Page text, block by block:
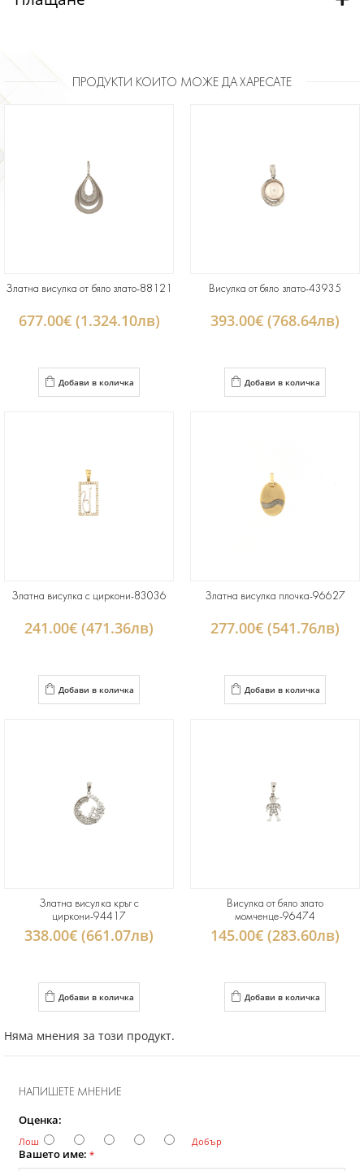
ПРОДУКТИ КОИТО МОЖЕ ДА ХАРЕСАТЕ
Златна висулка от бяло злато-88121
677.00€ (1.324.10лв)
Добави в количка
Висулка от бяло злато-43935
393.00€ (768.64лв)
Добави в количка
Златна висулка с циркони-83036
241.00€ (471.36лв)
Добави в количка
Златна висулка плочка-96627
277.00€ (541.76лв)
Добави в количка
Златна висулка кръг с
циркони-94417
338.00€ (661.07лв)
Добави в количка
Висулка от бяло злато
момченце-96474
145.00€ (283.60лв)
Добави в количка
Няма мнения за този продукт.
НАПИШЕТЕ МНЕНИЕ
Оценка:
Лош Добър
Вашето име: *